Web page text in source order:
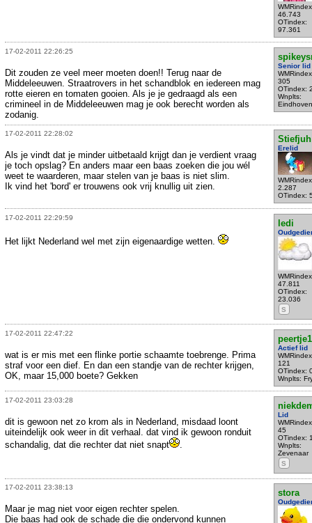
46.743
OTindex:
97.361
17-02-2011 22:26:25
Senior lid
305
OTindex:
Wnplts:
Eindhoven
Dit zouden ze veel meer moeten doen!! Terug naar de
Middeleeuwen. Straatrovers in het schandblok en iedereen mag
rotte eieren en tomaten gooien. Als je je gedraagd als een
crimineel in de Middeleeuwen mag je ook berecht worden als
zodanig.
17-02-2011 22:28:02
Stiefjuh
Erelid
2.287
OTindex:
Als je vindt dat je minder uitbetaald krijgt dan je verdient vraag
je toch opslag? En anders maar een baas zoeken die jou wél
weet te waarderen, maar stelen van je baas is niet slim.
Ik vind het 'bord' er trouwens ook vrij knullig uit zien.
17-02-2011 22:29:59
ledi
47.811
OTindex:
23.036
S
Het lijkt Nederland wel met zijn eigenaardige wetten.
17-02-2011 22:47:22
Actief lid
121
OTindex:
Wnplts:
wat is er mis met een flinke portie schaamte toebrenge. Prima
straf voor een dief. En dan een standje van de rechter krijgen,
OK, maar 15,000 boete? Gekken
17-02-2011 23:03:28
Lid
45
OTindex:
Wnplts:
Zevenaar
S
dit is gewoon net zo krom als in Nederland, misdaad loont
uiteindelijk ook weer in dit verhaal. dat vind ik gewoon ronduit
schandalig, dat die rechter dat niet snapt
.
17-02-2011 23:38:13
stora
Maar je mag niet voor eigen rechter spelen.
Die baas had ook de schade die die ondervond kunnen